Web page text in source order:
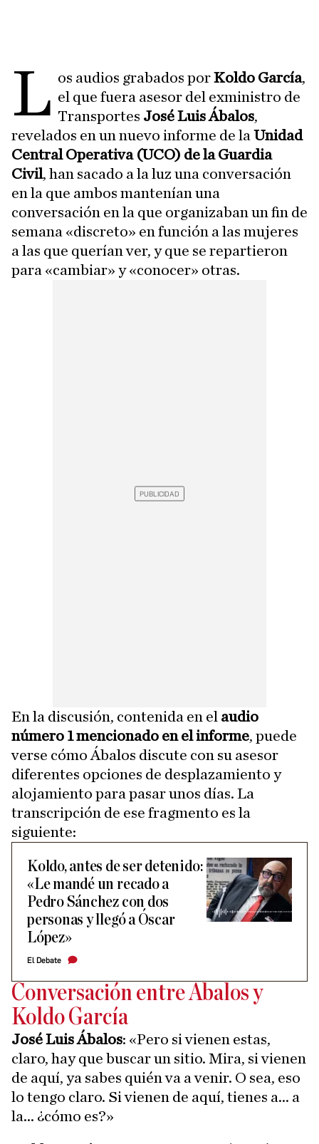
L os audios grabados porKoldo García,
el que fuera asesor del exministro de
Transportes José Luis Ábalos,
revelados en un nuevo informe de la Unidad
Central Operativa (UCO) de la Guardia
Civil, han sacado a la luz una conversación
en la que ambos mantenían una
conversación en la que organizaban un fin de
semana «discreto» en función a las mujeres
a las que querían ver, y que se repartieron
para «cambiar» y «conocer» otras.
En la discusión, contenida en el audio
número 1 mencionado en el informe, puede
verse cómo Ábalos discute con su asesor
diferentes opciones de desplazamiento y
alojamiento para pasar unos días. La
transcripción de ese fragmento es la
siguiente:
Koldo, antes de ser detenido:
«Le mandé un recado a
Pedro Sánchez con dos
personas y llegó a Óscar
López»
El Debate
Conversación entre Ábalos y
Koldo García
José Luis Ábalos: «Pero si vienen estas,
claro, hay que buscar un sitio. Mira, si vienen
de aquí, ya sabes quién va a venir. O sea, eso
lo tengo claro. Si vienen de aquí, tienes a... a
la... ¿cómo es?»